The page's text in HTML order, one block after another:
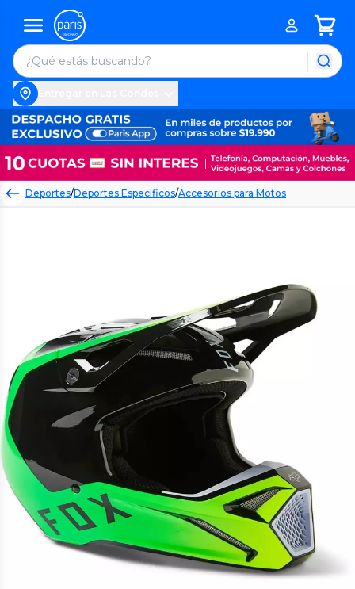
Deportes/Deportes Específicos/Accesorios para Motos